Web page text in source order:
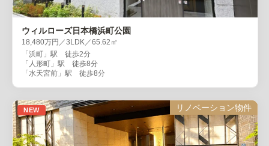
ウィルローズ日本橋浜町公園
18,480万円／3LDK／65.62㎡
「浜町」駅 徒歩2分
「人形町」駅 徒歩8分
「水天宮前」駅 徒歩8分
NEW リノベーション物件